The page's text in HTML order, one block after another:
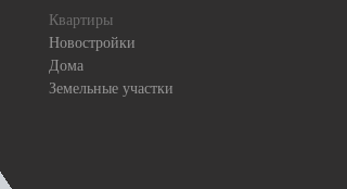
Квартиры
Новостройки
Дома
Земельные участки